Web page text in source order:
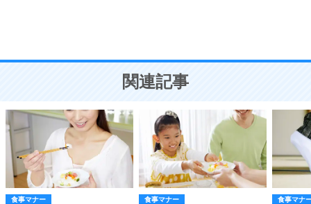
ことが大切。
関連記事
食事マナー 食事マナー 食事マナ